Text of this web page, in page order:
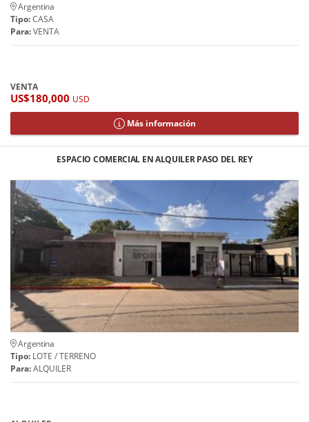
Argentina
Tipo:CASA
Para:VENTA
VENTA
US$180,000 USD
Más información
ESPACIO COMERCIAL EN ALQUILER PASO DEL REY
Argentina
Tipo: LOTE / TERRENO
Para:ALQUILER